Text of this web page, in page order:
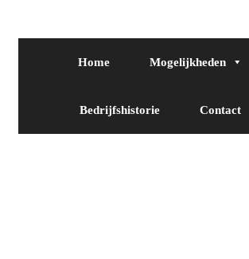
Home Mogelijkheden
Bedrijfshistorie Contact